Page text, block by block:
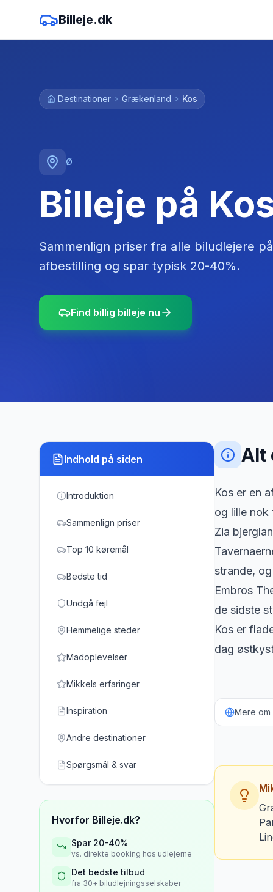
Billeje.dk
Destinationer Grækenland Kos
Ø
Billeje på
Sammenlign priser fra alle biludlejere på
afbestilling og spar typisk 20-40%.
Find billig billeje nu
Indhold på siden
Introduktion
Sammenlign priser
Top 10 køremål
Bedste tid
Undgå fejl
Hemmelige steder
Madoplevelser
Mikkels erfaringer
Inspiration
Andre destinationer
Spørgsmål & svar
Hvorfor Billeje.dk?
Spar 20-40%
vs. direkte booking hos udlejerne
Det bedste tilbud
fra 30+ biludlejningsselskaber
Alt
Kos er en
og lille nok
Zia
strande,
Embros
de sidste
Kos er
dag
Mere om